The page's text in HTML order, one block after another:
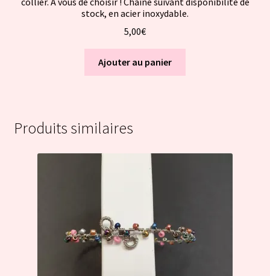
stock, en acier inoxydable.
5,00€
Ajouter au panier
Produits similaires